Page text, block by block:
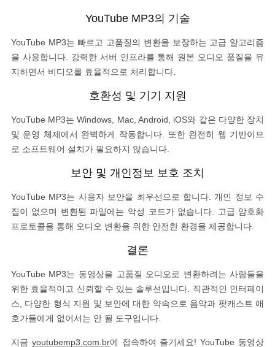
YouTube MP3의 기술
YouTube MP3는 빠르고 고품질의 변환을 보장하는 고급 알고리즘
을 사용합니다. 강력한 서버 인프라를 통해 원본 오디오 품질을 유
지하면서 비디오를 효율적으로 처리합니다.
호환성 및 기기 지원
YouTube MP3는 Windows, Mac, Android, iOS와 같은 다양한 장치
및 운영 체제에서 완벽하게 작동합니다. 또한 완전히 웹 기반이므
로 소프트웨어 설치가 필요하지 않습니다.
보안 및 개인정보 보호 조치
YouTube MP3는 사용자 보안을 최우선으로 합니다. 개인 정보 수
집이 없으며 변환된 파일에는 악성 코드가 없습니다. 고급 암호화
프로토콜을 통해 오디오 변환을 위한 안전한 환경을 제공합니다.
결론
YouTube MP3는 동영상을 고품질 오디오로 변환하려는 사람들을
위한 효율적이고 신뢰할 수 있는 솔루션입니다. 직관적인 인터페이
스, 다양한 형식 지원 및 보안에 대한 약속으로 음악과 팟캐스트 애
호가들에게 없어서는 안 될 도구입니다.
지금 youtubemp3.com.br에 접속하여 즐기세요! YouTube 동영상